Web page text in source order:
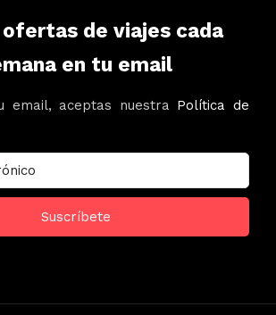
ofertas de viajes cada
en tu email
email, aceptas nuestra Política de